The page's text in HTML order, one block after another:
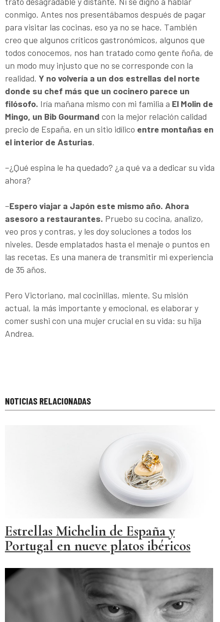
conmigo. Antes nos presentábamos después de pagar
para visitar las cocinas, eso ya no se hace. También
creo que algunos críticos gastronómicos, algunos que
todos conocemos, nos han tratado como gente ñoña, de
un modo muy injusto que no se corresponde con la
realidad. Y no volvería a un dos estrellas del norte
donde su chef más que un cocinero parece un
filósofo. Iría mañana mismo con mi familia a El Molin de
Mingo, un Bib Gourmand con la mejor relación calidad
precio de España, en un sitio idílico entre montañas en
el interior de Asturias.
–¿Qué espina le ha quedado? ¿a qué va a de­dicar su vida
ahora?
–Espero viajar a Japón este mismo año. Ahora
asesoro a restaurantes. Pruebo su cocina, analizo,
veo pros y contras, y les doy soluciones a todos los
niveles. Desde emplatados hasta el menaje o puntos en
las recetas. Es una manera de transmitir mi experiencia
de 35 años.
Pero Victoriano, mal cocinillas, miente. Su misión
actual, la más importante y emocional, es elaborar y
comer sushi con una mujer crucial en su vida: su hija
Andrea.
NOTICIAS RELACIONADAS
Estrellas Michelin de España y
Portugal en nueve platos ibéricos